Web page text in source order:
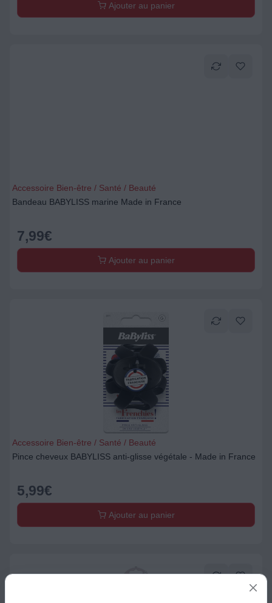
Ajouter au panier
Accessoire Bien-être / Santé / Beauté
Bandeau BABYLISS marine Made in France
7,99€
Ajouter au panier
Accessoire Bien-être / Santé / Beauté
Pince cheveux BABYLISS anti-glisse végétale - Made in France
5,99€
Ajouter au panier